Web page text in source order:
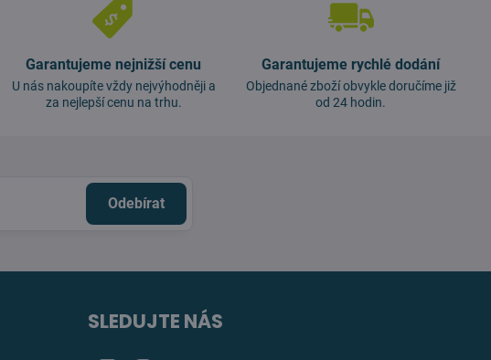
Garantujeme nejnižší cenu
U nás nakoupíte vždy nejvýhodněji a
za nejlepší cenu na trhu.
Garantujeme rychlé dodání
Objednané zboží obvykle doručíme již
od 24 hodin.
Odebírat
SLEDUJTE NÁS